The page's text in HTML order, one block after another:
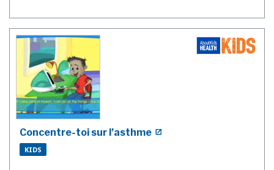
Concentre-toi sur l’asthme
KIDS